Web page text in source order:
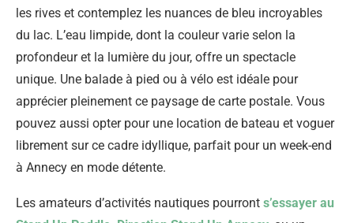
les rives et contemplez les nuances de bleu incroyables
du lac. L’eau limpide, dont la couleur varie selon la
profondeur et la lumière du jour, offre un spectacle
unique. Une balade à pied ou à vélo est idéale pour
apprécier pleinement ce paysage de carte postale. Vous
pouvez aussi opter pour une location de bateau et voguer
librement sur ce cadre idyllique, parfait pour un week-end
à Annecy en mode détente.
Les amateurs d’activités nautiques pourront s’essayer au